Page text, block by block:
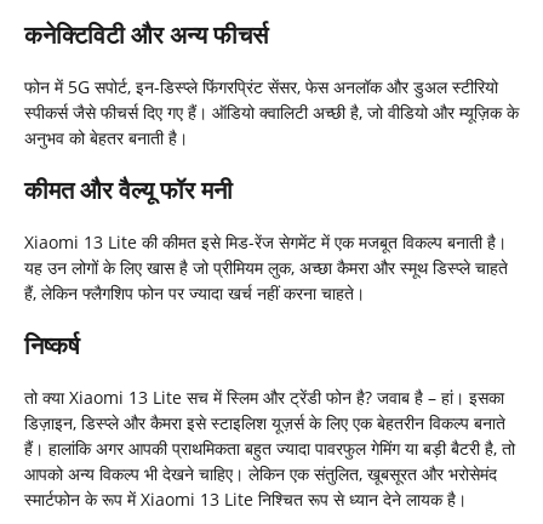
कनेक्टिविटी और अन्य फीचर्स
फोन में 5G सपोर्ट, इन-डिस्प्ले फिंगरप्रिंट सेंसर, फेस अनलॉक और डुअल स्टीरियो
स्पीकर्स जैसे फीचर्स दिए गए हैं। ऑडियो क्वालिटी अच्छी है, जो वीडियो और म्यूज़िक के
अनुभव को बेहतर बनाती है।
कीमत और वैल्यू फॉर मनी
Xiaomi 13 Lite की कीमत इसे मिड-रेंज सेगमेंट में एक मजबूत विकल्प बनाती है।
यह उन लोगों के लिए खास है जो प्रीमियम लुक, अच्छा कैमरा और स्मूथ डिस्प्ले चाहते
हैं, लेकिन फ्लैगशिप फोन पर ज्यादा खर्च नहीं करना चाहते।
निष्कर्ष
तो क्या Xiaomi 13 Lite सच में स्लिम और ट्रेंडी फोन है? जवाब है – हां। इसका
डिज़ाइन, डिस्प्ले और कैमरा इसे स्टाइलिश यूज़र्स के लिए एक बेहतरीन विकल्प बनाते
हैं। हालांकि अगर आपकी प्राथमिकता बहुत ज्यादा पावरफुल गेमिंग या बड़ी बैटरी है, तो
आपको अन्य विकल्प भी देखने चाहिए। लेकिन एक संतुलित, खूबसूरत और भरोसेमंद
स्मार्टफोन के रूप में Xiaomi 13 Lite निश्चित रूप से ध्यान देने लायक है।